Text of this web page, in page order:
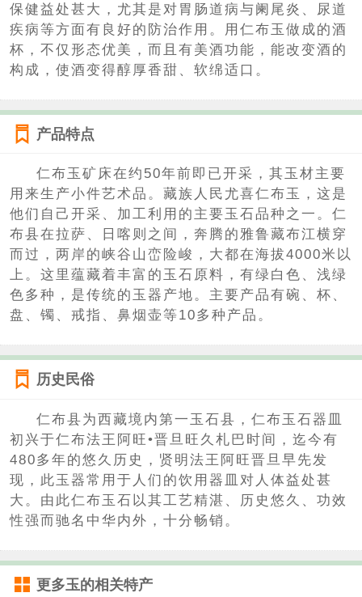
保健益处甚大，尤其是对胃肠道病与阑尾炎、尿道
疾病等方面有良好的防治作用。用仁布玉做成的酒
杯，不仅形态优美，而且有美酒功能，能改变酒的
构成，使酒变得醇厚香甜、软绵适口。
产品特点
仁布玉矿床在约50年前即已开采，其玉材主要
用来生产小件艺术品。藏族人民尤喜仁布玉，这是
他们自己开采、加工利用的主要玉石品种之一。仁
布县在拉萨、日喀则之间，奔腾的雅鲁藏布江横穿
而过，两岸的峡谷山峦险峻，大都在海拔4000米以
上。这里蕴藏着丰富的玉石原料，有绿白色、浅绿
色多种，是传统的玉器产地。主要产品有碗、杯、
盘、镯、戒指、鼻烟壶等10多种产品。
历史民俗
仁布县为西藏境内第一玉石县，仁布玉石器皿
初兴于仁布法王阿旺•晋旦旺久札巴时间，迄今有
480多年的悠久历史，贤明法王阿旺晋旦早先发
现，此玉器常用于人们的饮用器皿对人体益处甚
大。由此仁布玉石以其工艺精湛、历史悠久、功效
性强而驰名中华内外，十分畅销。
更多玉的相关特产